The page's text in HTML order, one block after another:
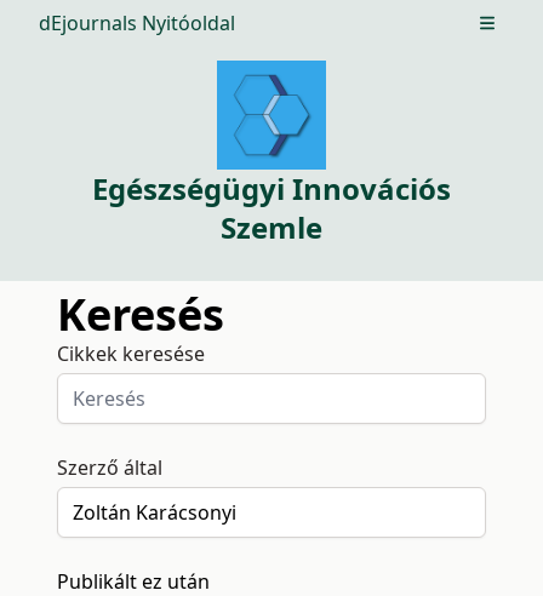
dEjournals Nyitóoldal Open
Egészségügyi Innovációs
Szemle
Keresés
Cikkek keresése
Szerző által
Publikált ez után